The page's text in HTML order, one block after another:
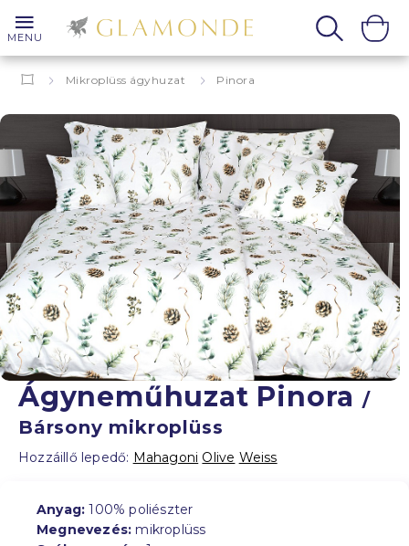
MENU
Mikroplüss ágyhuzat Pinora
Ágyneműhuzat Pinora /
Bársony mikroplüss
Hozzáillő lepedő: Mahagoni Olive Weiss
Anyag: 100% poliészter
Megnevezés: mikroplüss